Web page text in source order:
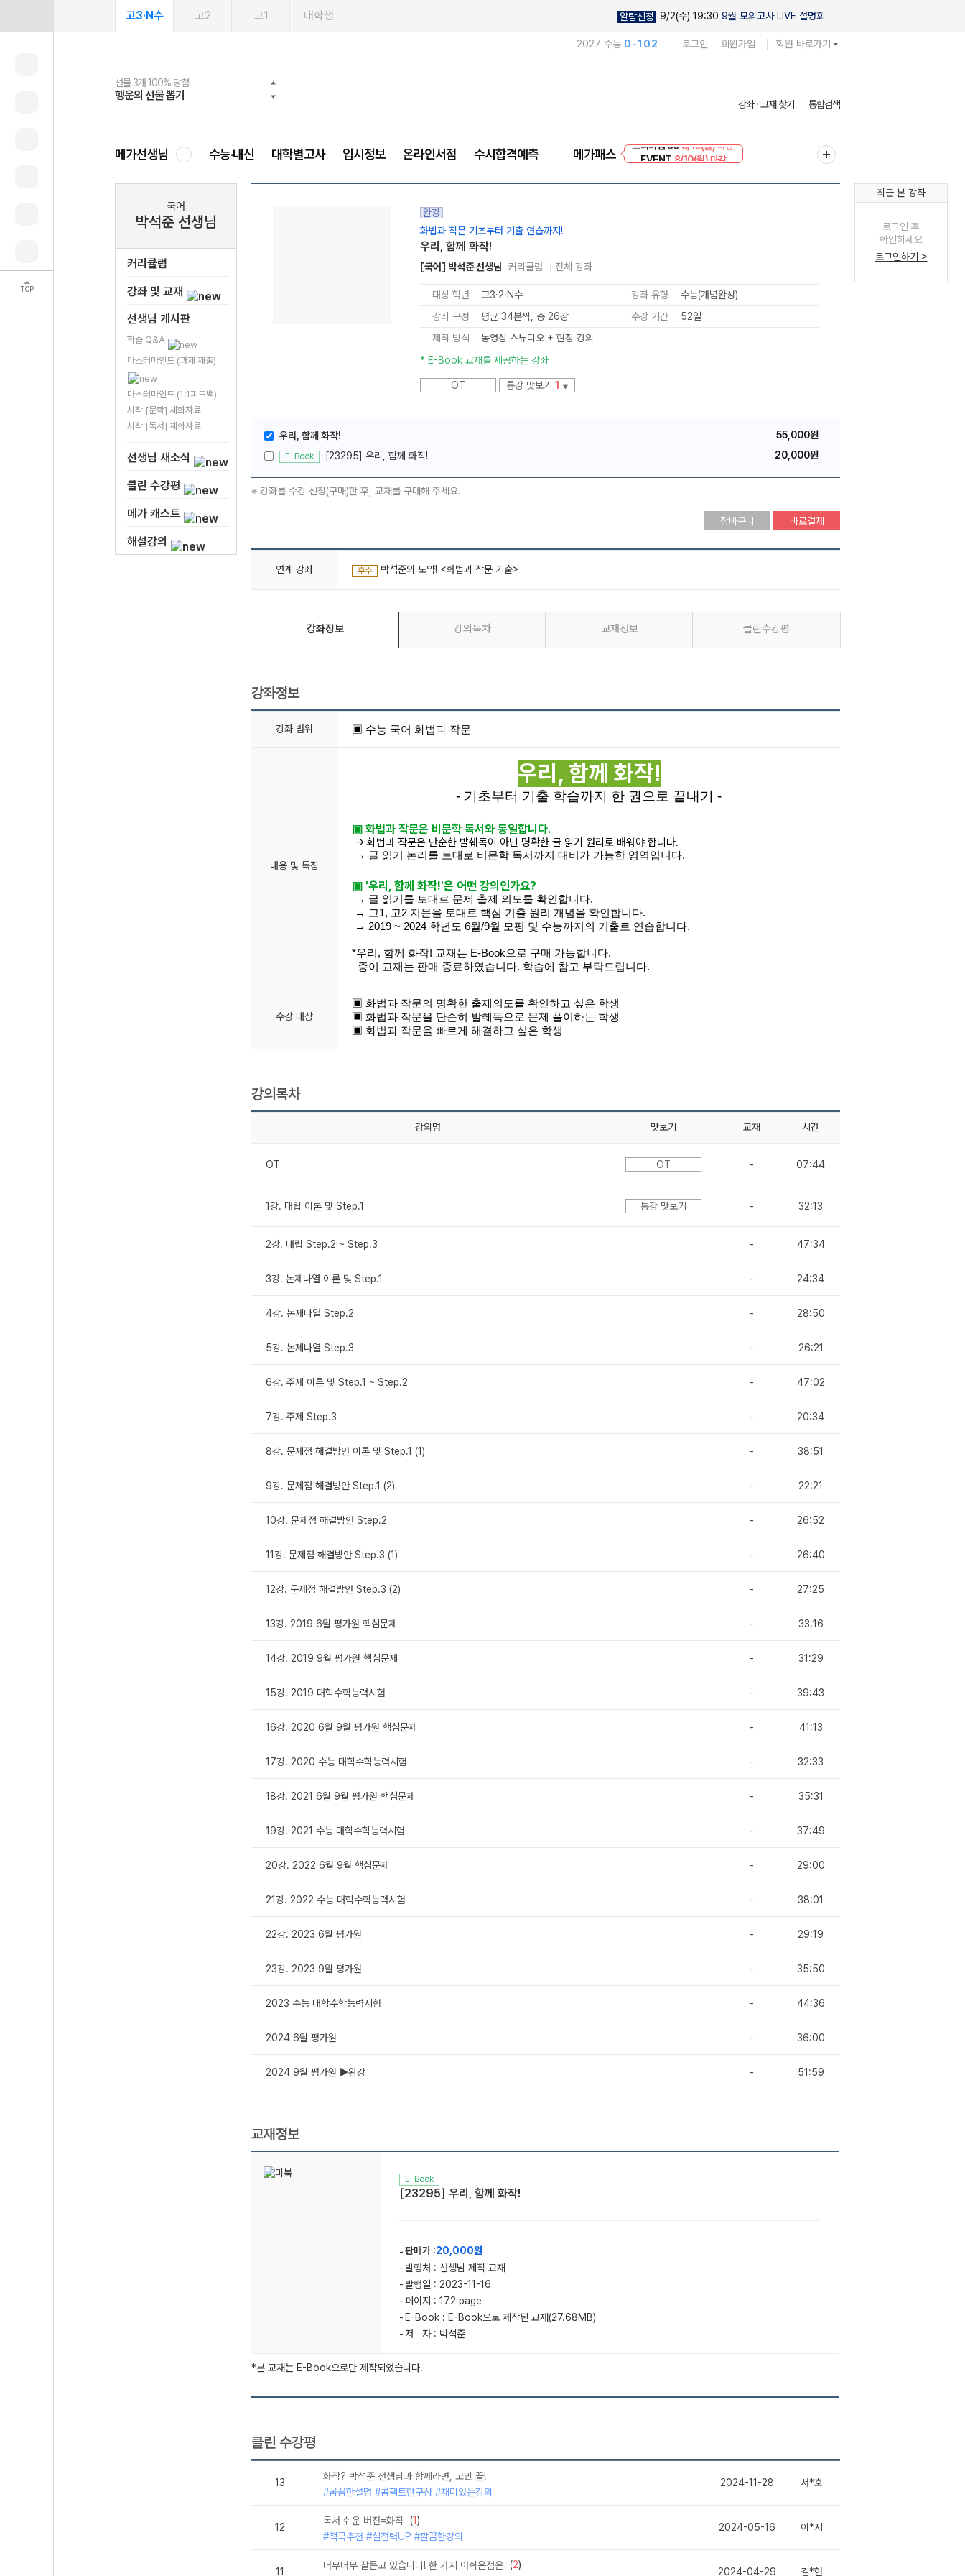
TOP
고3·N수 고2 고1 대학생 알람신청 9/2(수) 19:30 9월 모의고사 LIVE 설명회
2027 수능 D-102 로그인 회원가입 학원 바로가기
선물 3개 100% 당첨!
행운의 선물 뽑기
선물 100% 증정!
메가스터디 X 올리브
여름방학 스터디 캐시백
메가런 썸머스쿨
2027 러셀 단과
강사 공개선발
스마트러닝앱
설문 EVENT
메가패스
3일 무료 체험권
메가패스 수강생 무료혜택!
메가클럽 멤버십
사회공헌 캠페인
희망이룸 메가나눔
강좌 · 교재 찾기 통합검색
메가선생님 수능·내신 대학별고사 입시정보 온라인서점 수시합격예측 메가패스
EVENT 8/10(월) 마감
국어
박석준 선생님
커리큘럼
강좌 및 교재
선생님 게시판
학습 Q&A
마스터마인드 (과제 제출)
마스터마인드 (1:1피드백)
시작 [문학] 체화자료
시작 [독서] 체화자료
선생님 새소식
클린 수강평
메가 캐스트
해설강의
완강
화법과 작문 기초부터 기출 연습까지!
우리, 함께 화작!
[국어] 박석준 선생님 커리큘럼 전체 강좌
대상 학년 고3·2·N수 강좌 유형
수능(개념완성)
강좌 구성
평균 34분씩, 총 26강 수강 기간
52일
제작 방식
동영상 스튜디오 + 현장 강의
* E-Book 교재를 제공하는 강좌
OT 통강 맛보기 1 ▼
우리, 함께 화작! 55,000원
E-Book [23295] 우리, 함께 화작! 20,000원
※ 강좌를 수강 신청(구매)한 후, 교재를 구매해 주세요.
장바구니 바로결제
연계 강좌 후수 박석준의 도약! <화법과 작문 기출>
강좌정보 강의목차 교재정보 클린수강평
강좌정보
강좌 범위 ▣ 수능 국어 화법과 작문
내용 및 특징
우리, 함께 화작!
- 기초부터 기출 학습까지 한 권으로 끝내기 -
▣ 화법과 작문은 비문학 독서와 동일합니다.
→ 화법과 작문은 단순한 발췌독이 아닌 명확한 글 읽기 원리로 배워야 합니다.
→ 글 읽기 논리를 토대로 비문학 독서까지 대비가 가능한 영역입니다.
▣ '우리, 함께 화작!'은 어떤 강의인가요?
→ 글 읽기를 토대로 문제 출제 의도를 확인합니다.
→ 고1, 고2 지문을 토대로 핵심 기출 원리 개념을 확인합니다.
→ 2019 ~ 2024 학년도 6월/9월 모평 및 수능까지의 기출로 연습합니다.
*우리, 함께 화작! 교재는 E-Book으로 구매 가능합니다.
종이 교재는 판매 종료하였습니다. 학습에 참고 부탁드립니다.
수강 대상
▣ 화법과 작문의 명확한 출제의도를 확인하고 싶은 학생
▣ 화법과 작문을 단순히 발췌독으로 문제 풀이하는 학생
▣ 화법과 작문을 빠르게 해결하고 싶은 학생
강의목차
강의명 맛보기 교재 시간
OT OT - 07:44
1강. 대립 이론 및 Step.1 통강 맛보기 - 32:13
2강. 대립 Step.2 ~ Step.3 - 47:34
3강. 논제나열 이론 및 Step.1 - 24:34
4강. 논제나열 Step.2 - 28:50
5강. 논제나열 Step.3 - 26:21
6강. 주제 이론 및 Step.1 ~ Step.2 - 47:02
7강. 주제 Step.3 - 20:34
8강. 문제점 해결방안 이론 및 Step.1 (1) - 38:51
9강. 문제점 해결방안 Step.1 (2) - 22:21
10강. 문제점 해결방안 Step.2 - 26:52
11강. 문제점 해결방안 Step.3 (1) - 26:40
12강. 문제점 해결방안 Step.3 (2) - 27:25
13강. 2019 6월 평가원 핵심문제 - 33:16
14강. 2019 9월 평가원 핵심문제 - 31:29
15강. 2019 대학수학능력시험 - 39:43
16강. 2020 6월 9월 평가원 핵심문제 - 41:13
17강. 2020 수능 대학수학능력시험 - 32:33
18강. 2021 6월 9월 평가원 핵심문제 - 35:31
19강. 2021 수능 대학수학능력시험 - 37:49
20강. 2022 6월 9월 핵심문제 - 29:00
21강. 2022 수능 대학수학능력시험 - 38:01
22강. 2023 6월 평가원 - 29:19
23강. 2023 9월 평가원 - 35:50
2023 수능 대학수학능력시험 - 44:36
2024 6월 평가원 - 36:00
2024 9월 평가원 ▶완강 - 51:59
교재정보
E-Book
[23295] 우리, 함께 화작!
판매가 :20,000원
발행처 : 선생님 제작 교재
발행일 : 2023-11-16
페이지 : 172 page
E-Book : E-Book으로 제작된 교재(27.68MB)
저 자 : 박석준
*본 교재는 E-Book으로만 제작되었습니다.
클린 수강평
13
화작? 박석준 선생님과 함께라면, 고민 끝!
#꼼꼼한설명 #콤팩트한구성 #재미있는강의
2024-11-28 서*호
12
독서 쉬운 버전=화작 (1)
#적극추천 #실전력UP #깔끔한강의
2024-05-16 이*지
11
너무너무 잘듣고 있습니다! 한 가지 아쉬운점은 (2)
2024-04-29 김*현
최근 본 강좌
로그인 후
확인하세요
로그인하기 >